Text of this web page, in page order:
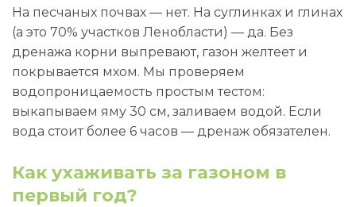
На песчаных почвах — нет. На суглинках и глинах
(а это 70% участков Ленобласти) — да. Без
дренажа корни выпревают, газон желтеет и
покрывается мхом. Мы проверяем
водопроницаемость простым тестом:
выкапываем яму 30 см, заливаем водой. Если
вода стоит более 6 часов — дренаж обязателен.
Как ухаживать за газоном в
первый год?